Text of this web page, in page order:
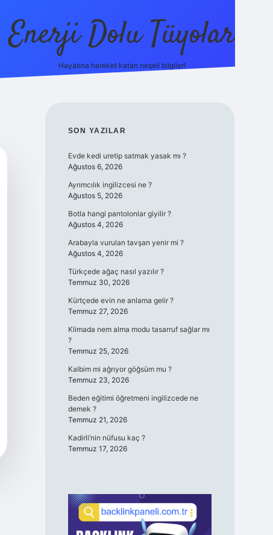
Enerji Dolu Tüyolar
Hayatına hareket katan neşeli bilgiler!
SIDEBAR
SON YAZILAR
Evde kedi uretip satmak yasak mı ?
Ağustos 6, 2026
Ayrımcılık ingilizcesi ne ?
Ağustos 5, 2026
Botla hangi pantolonlar giyilir ?
Ağustos 4, 2026
Arabayla vurulan tavşan yenir mi ?
Ağustos 4, 2026
Türkçede ağaç nasıl yazılır ?
Temmuz 30, 2026
Kürtçede evin ne anlama gelir ?
Temmuz 27, 2026
Klimada nem alma modu tasarruf sağlar mı
?
Temmuz 25, 2026
Kalbim mi ağrıyor göğsüm mu ?
Temmuz 23, 2026
Beden eğitimi öğretmeni ingilizcede ne
demek ?
Temmuz 21, 2026
Kadirli’nin nüfusu kaç ?
Temmuz 17, 2026